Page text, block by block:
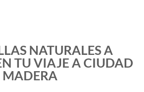
NATURALES A
TU VIAJE A CIUDAD
MADERA